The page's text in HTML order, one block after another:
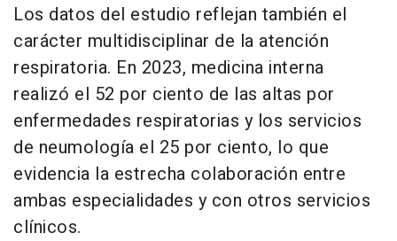
Los datos del estudio reflejan también el
carácter multidisciplinar de la atención
respiratoria. En 2023, medicina interna
realizó el 52 por ciento de las altas por
enfermedades respiratorias y los servicios
de neumología el 25 por ciento, lo que
evidencia la estrecha colaboración entre
ambas especialidades y con otros servicios
clínicos.